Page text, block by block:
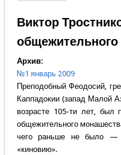
Виктор
Архив:
№1 январь 2009
Преподобный Феодосий,
Каппадокии (запад Малой
возрасте 105-ти лет,
общежительного
чего раньше не было —
«киновию».